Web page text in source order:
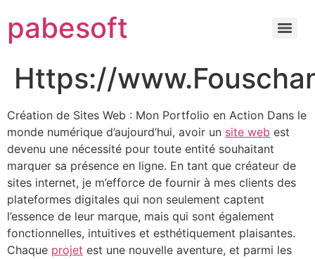
pabesoft
Https://
Création de Sites Web : Mon Portfolio en Action Dans le
monde numérique d’aujourd’hui, avoir un site web est
devenu une nécessité pour toute entité souhaitant
marquer sa présence en ligne. En tant que créateur de
sites internet, je m’efforce de fournir à mes clients des
plateformes digitales qui non seulement captent
l’essence de leur marque, mais qui sont également
fonctionnelles, intuitives et esthétiquement plaisantes.
Chaque projet est une nouvelle aventure, et parmi les